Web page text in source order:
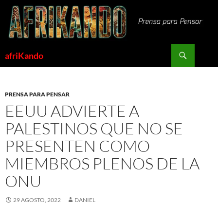
Saltar
contenido
afriKando
PRENSA PARA PENSAR
EEUU ADVIERTE A
PALESTINOS QUE NO SE
PRESENTEN COMO
MIEMBROS PLENOS DE LA
ONU
29 AGOSTO, 2022 DANIEL